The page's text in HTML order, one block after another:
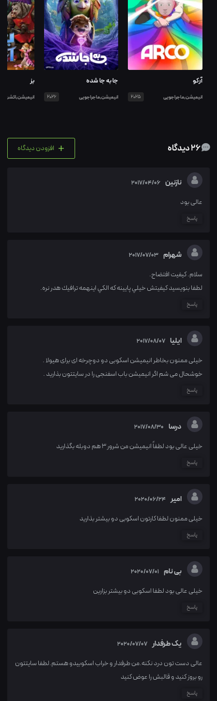
آرکو
انیمیشن,ماجراجویی 2025
جا به جا شده
انیمیشن,ماجراجویی 2026
بز
انیمیشن,اکشن
+ افزودن دیدگاه
نازنین 2017/04/06
عالی بود
پاسخ
شهرام 2017/07/03
سلام. كيفيت افتضاح.
لطفا بنويسيد كيفيتش خيلي پايينه كه الكي اينهمه ترافيك هدر نره.
پاسخ
ایلیا 2017/08/07
خیلی ممنون بخاطر انیمیشن اسکوبی دو دوچرخه ای برای هیولا .
خوشحال می شم اگر انیمیشن باب اسفنجی را در سایتتون بذارید .
پاسخ
درسا 2017/08/30
خیلی عالی بود لطفاً انیمیشن من شرور ۳ هم دوبله بگذارید
پاسخ
امیر 2020/06/24
خیلی ممنون لطفا کارتون اسکوبی دو بیشتر بذارید
پاسخ
بی نام 2020/07/01
خیلی عالی بود لطفا اسکوبی دو بیشتر بزارین
پاسخ
یک طرفدار 2020/07/07
عالی دست تون درد نکنه.من طرفدار و خراب اسکوبیدو هستم.لطفا سایتتون
رو بروز کنید و قالبش را عوض کنید
پاسخ